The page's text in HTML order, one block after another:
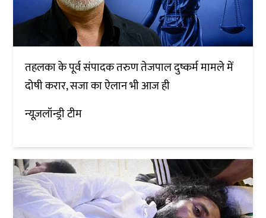
तहलका के पूर्व संपादक तरुण तेजपाल दुष्कर्म मामले में
दोषी करार, सजा का ऐलान भी आज ही
न्यूज़लॉन्ड्री टीम